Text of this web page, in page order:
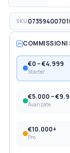
SKU
€0 – €4.999
Starter
€5.000 –
Avanzate
€10.000+
Pro